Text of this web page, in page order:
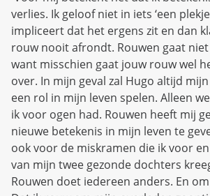
verlies. Ik geloof niet in iets ‘een
impliceert dat het ergens zit en dan
rouw nooit afrondt. Rouwen gaat
want misschien gaat jouw rouw wel
over. In mijn geval zal Hugo altijd
een rol in mijn leven spelen. Alleen
ik voor ogen had. Rouwen heeft mij
nieuwe betekenis in mijn leven te
ook voor de miskramen die ik voor
van mijn twee gezonde dochters
Rouwen doet iedereen anders. En